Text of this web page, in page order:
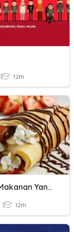
12th
PKWU Makanan Yang Dimodifikasi
12th